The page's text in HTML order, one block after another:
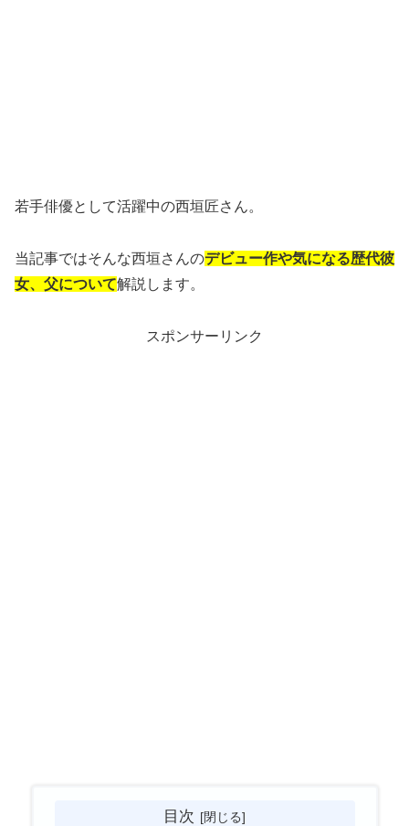
若手俳優として活躍中の西垣匠さん。
当記事ではそんな西垣さんのデビュー作や気になる歴代彼
女、父について解説します。
スポンサーリンク
目次